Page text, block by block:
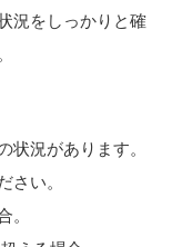
況をしっかりと確
況があります。
い。
。